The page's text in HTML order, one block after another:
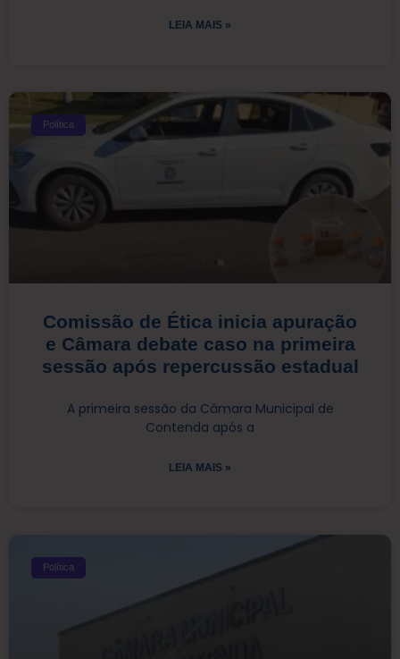
LEIA MAIS »
Política
Comissão de Ética inicia apuração
e Câmara debate caso na primeira
sessão após repercussão estadual
A primeira sessão da Câmara Municipal de
Contenda após a
LEIA MAIS »
Política